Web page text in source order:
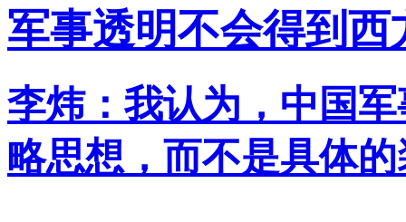
军事透明不会得到西
李炜：我认为，中国
略思想，而不是具体